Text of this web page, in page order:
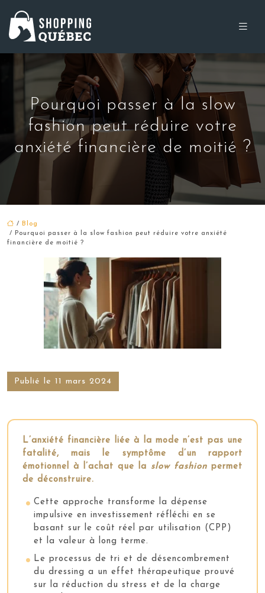
Pourquoi passer à la slow
fashion peut réduire votre
anxiété financière de moitié ?
/
Blog
/ Pourquoi passer à la slow fashion peut réduire votre anxiété
financière de moitié ?
Publié le 11 mars 2024
L’anxiété financière liée à la mode n’est pas une
fatalité, mais le symptôme d’un rapport
émotionnel à l’achat que la slow fashion permet
de déconstruire.
Cette approche transforme la dépense
impulsive en investissement réfléchi en se
basant sur le coût réel par utilisation (CPP)
et la valeur à long terme.
Le processus de tri et de désencombrement
du dressing a un effet thérapeutique prouvé
sur la réduction du stress et de la charge